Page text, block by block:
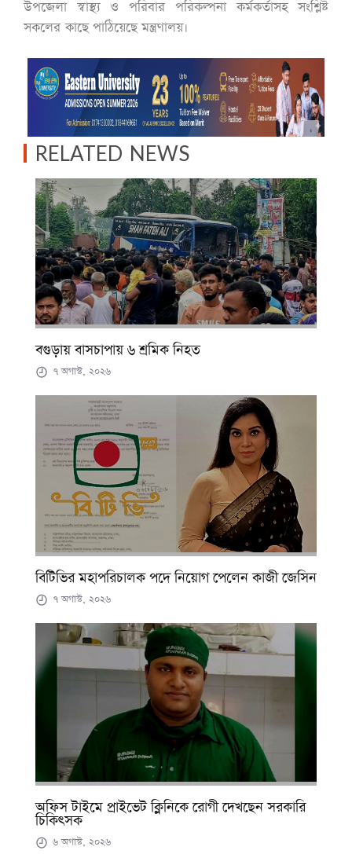
উপজেলা স্বাস্থ্য ও পরিবার পরিকল্পনা কর্মকর্তাসহ সংশ্লিষ্ট
সকলের কাছে পাঠিয়েছে মন্ত্রণালয়।
RELATED NEWS
বগুড়ায় বাসচাপায় ৬ শ্রমিক নিহত
৭ অগাস্ট, ২০২৬
বিটিভির মহাপরিচালক পদে নিয়োগ পেলেন কাজী জেসিন
৭ অগাস্ট, ২০২৬
অফিস টাইমে প্রাইভেট ক্লিনিকে রোগী দেখছেন সরকারি
চিকিৎসক
৬ অগাস্ট, ২০২৬